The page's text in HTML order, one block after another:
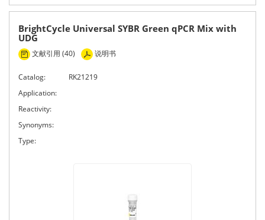
BrightCycle Universal SYBR Green qPCR Mix with
UDG
文献引用 (40) 说明书
Catalog:
RK21219
Application:
Reactivity:
Synonyms:
Type: